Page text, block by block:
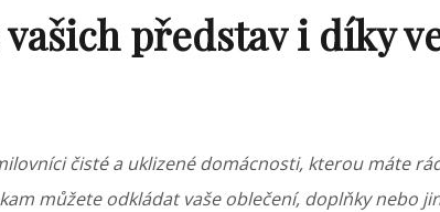
představ i díky
čisté a uklizené domácnosti, kterou máte
můžete odkládat vaše oblečení, doplňky nebo